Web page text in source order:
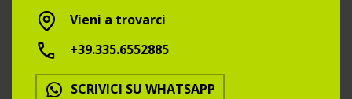
Vieni a trovarci
+39.335.6552885
SCRIVICI SU WHATSAPP